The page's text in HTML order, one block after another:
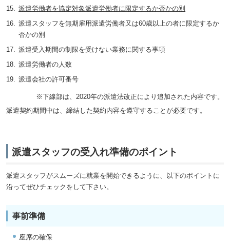
派遣労働者を協定対象派遣労働者に限定するか否かの別
派遣スタッフを無期雇用派遣労働者又は60歳以上の者に限定するか
否かの別
派遣受入期間の制限を受けない業務に関する事項
派遣労働者の人数
派遣会社の許可番号
※下線部は、2020年の派遣法改正により追加された内容です。
派遣契約期間中は、締結した契約内容を遵守することが必要です。
派遣スタッフの受入れ準備のポイント
派遣スタッフがスムーズに就業を開始できるように、以下のポイントに
沿ってぜひチェックをして下さい。
事前準備
座席の確保